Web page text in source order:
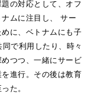
の対応として、オフ
ムに注目し、 サー
に、ベトナムにも子
で利用したり、時々
つつ、一緒にサービ
進行。その後は教育
た。